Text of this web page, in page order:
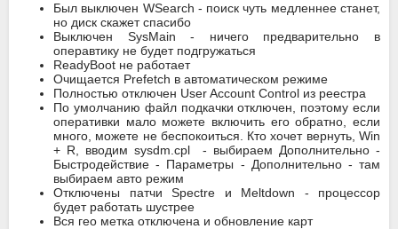
Был выключен WSearch - поиск чуть медленнее станет,
но диск скажет спасибо
Выключен SysMain - ничего предварительно в
операвтику не будет подгружаться
ReadyBoot не работает
Очищается Prefetch в автоматическом режиме
Полностью отключен User Account Control из реестра
По умолчанию файл подкачки отключен, поэтому если
оперативки мало можете включить его обратно, если
много, можете не беспокоиться. Кто хочет вернуть, Win
+ R, вводим sysdm.cpl - выбираем Дополнительно -
Быстродействие - Параметры - Дополнительно - там
выбираем авто режим
Отключены патчи Spectre и Meltdown - процессор
будет работать шустрее
Вся гео метка отключена и обновление карт